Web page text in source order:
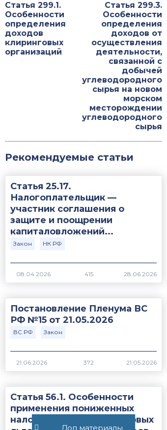
Доп материалы
Статья 299.1.
Особенности
определения
доходов
клиринговых
организаций
Статья 299.3.
Особенности
определения
доходов от
осуществления
деятельности,
связанной с
добычей
углеводородного
сырья на новом
морском
месторождении
углеводородного
сырья
Рекомендуемые статьи
Статья 25.17.
Налогоплательщик —
участник соглашения о
защите и поощрении
капиталовложений...
Закон НК РФ
415
Постановление Пленума ВС
РФ №15 от 21.05.2026
ВС РФ Закон
372
Статья 56.1. Особенности
применения пониженных
налоговых ставок, налоговых